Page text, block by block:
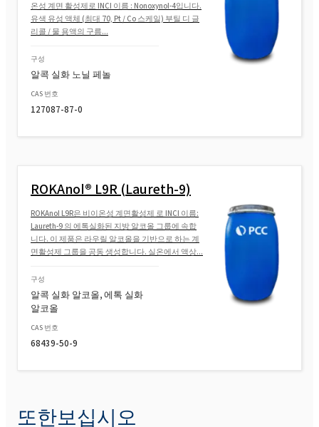
온성 계면 활성제로 INCI 이름 : Nonoxynol-4입니다.
유색 유성 액체 (최대 70, Pt / Co 스케일) 부틸 디 글
리콜 / 물 용액의 구름...
구성
알콕 실화 노닐 페놀
CAS 번호
127087-87-0
ROKAnol® L9R (Laureth-9)
ROKAnol L9R은 비이온성 계면활성제 로 INCI 이름:
Laureth-9 의 에톡실화된 지방 알코올 그룹에 속합
니다. 이 제품은 라우릴 알코올을 기반으로 하는 계
면활성제 그룹을 공동 생성합니다. 실온에서 액상...
구성
알콕 실화 알코올, 에톡 실화
알코올
CAS 번호
68439-50-9
또한보십시오